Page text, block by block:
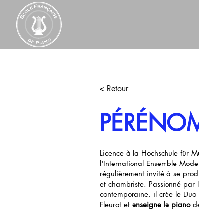
< Retour
Licence à la Hochschule für
l'International Ensemble
régulièrement invité à se
et chambriste. Passionné
contemporaine, il crée le
Fleurot etenseigne le piano